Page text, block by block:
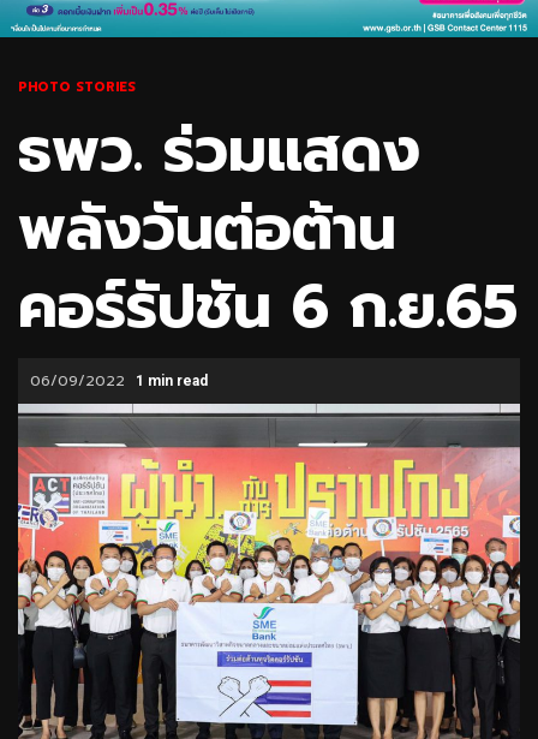
PHOTO STORIES
ธพว. ร่วมแสดง
พลังวันต่อต้าน
คอร์รัปชัน 6 ก.ย.65
06/09/2022 1 min read